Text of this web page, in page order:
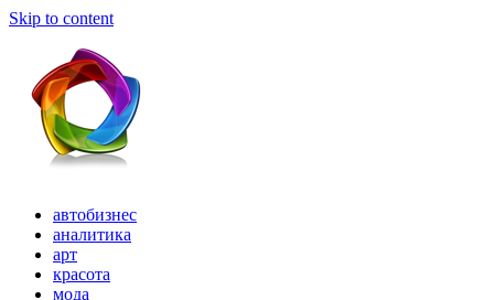
Skip to content
автобизнес
аналитика
арт
красота
мода